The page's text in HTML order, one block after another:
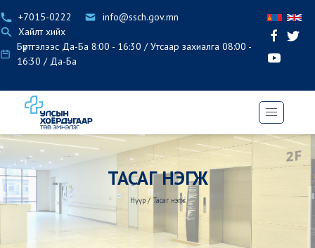
+7015-0222
info@ssch.gov.mn
Хайлт хийх
Бүртгэлээс Да-Ба 8:00 - 16:30 / Утсаар захиалга 08:00 -
16:30 / Да-Ба
ТАСАГ НЭГЖ
Нүүр / Тасаг нэгж